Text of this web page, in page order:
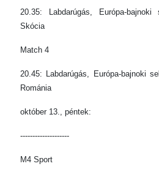
20.35: Labdarúgás, Európa-bajnoki
Skócia
Match 4
20.45: Labdarúgás, Európa-bajnoki
Románia
október 13., péntek:
--------------------
M4 Sport